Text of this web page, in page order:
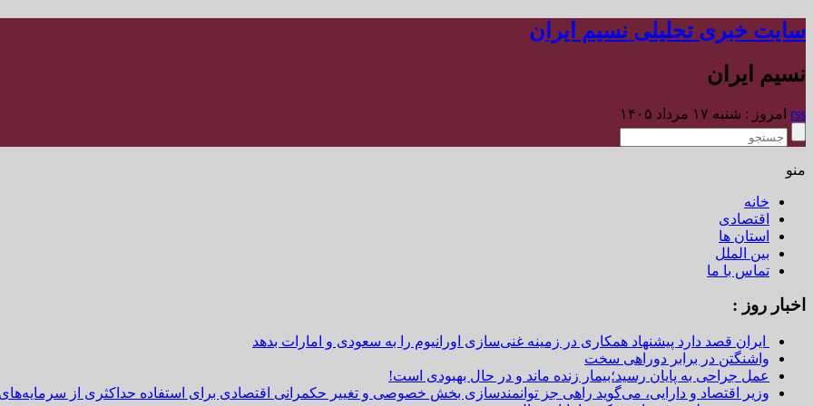
سایت خبری تحلیلی نسیم ایران
نسیم ایران
rss امروز : شنبه ۱۷ مرداد ۱۴۰۵
منو
خانه
اقتصادی
استان ها
بین الملل
تماس با ما
اخبار روز :
ایران قصد دارد پیشنهاد همکاری در زمینه غنی‌سازی اورانیوم را به سعودی و امارات بدهد
واشنگتن در برابر دوراهی سخت
عمل جراحی به پایان رسید؛بیمار زنده ماند و در حال بهبودی است!
وزیر اقتصاد و دارایی، می‌گوید راهی جز توانمندسازی بخش خصوصی و تغییر حکمرانی اقتصادی برای استفاده حداکثری از